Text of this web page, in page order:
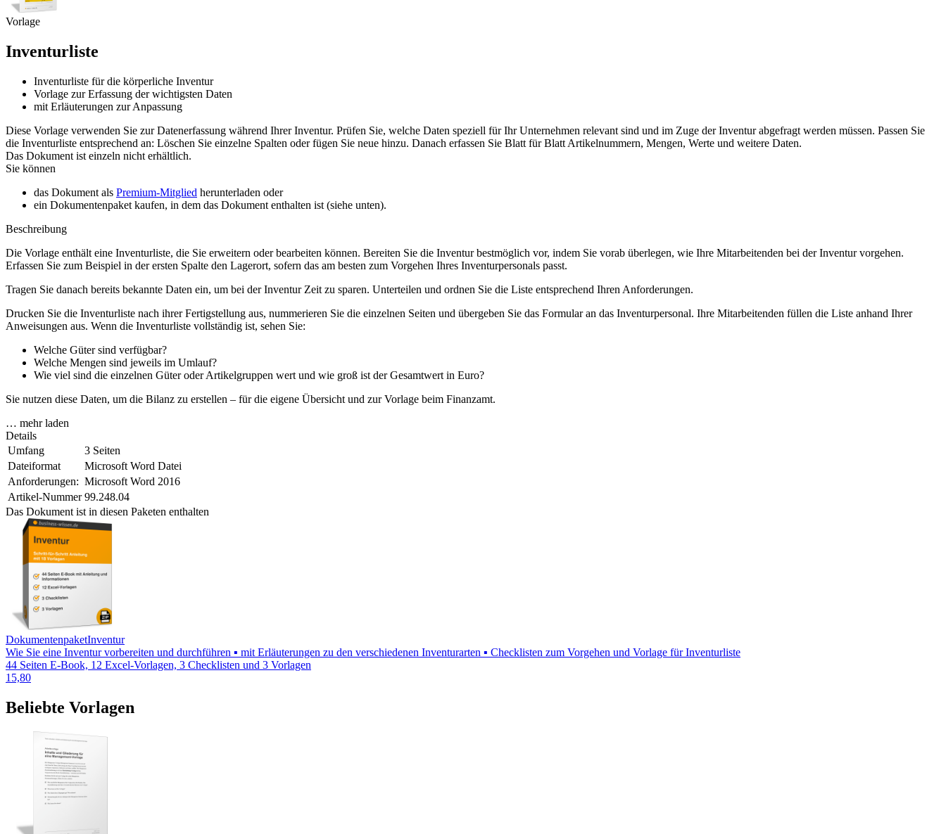
Vorlage
Inventurliste
Inventurliste für die körperliche Inventur
Vorlage zur Erfassung der wichtigsten Daten
mit Erläuterungen zur Anpassung
Diese Vorlage verwenden Sie zur Datenerfassung während Ihrer Inventur. Prüfen Sie, welche Daten speziell für Ihr Unternehmen relevant sind und im Zuge der Inventur abgefragt werden müssen. Passen Sie
die Inventurliste entsprechend an: Löschen Sie einzelne Spalten oder fügen Sie neue hinzu. Danach erfassen Sie Blatt für Blatt Artikelnummern, Mengen, Werte und weitere Daten.
Das Dokument ist einzeln nicht erhältlich.
Sie können
das Dokument als Premium-Mitglied herunterladen oder
ein Dokumentenpaket kaufen, in dem das Dokument enthalten ist (siehe unten).
Beschreibung
Die Vorlage enthält eine Inventurliste, die Sie erweitern oder bearbeiten können. Bereiten Sie die Inventur bestmöglich vor, indem Sie vorab überlegen, wie Ihre Mitarbeitenden bei der Inventur vorgehen.
Erfassen Sie zum Beispiel in der ersten Spalte den Lagerort, sofern das am besten zum Vorgehen Ihres Inventurpersonals passt.
Tragen Sie danach bereits bekannte Daten ein, um bei der Inventur Zeit zu sparen. Unterteilen und ordnen Sie die Liste entsprechend Ihren Anforderungen.
Drucken Sie die Inventurliste nach ihrer Fertigstellung aus, nummerieren Sie die einzelnen Seiten und übergeben Sie das Formular an das Inventurpersonal. Ihre Mitarbeitenden füllen die Liste anhand Ihrer
Anweisungen aus. Wenn die Inventurliste vollständig ist, sehen Sie:
Welche Güter sind verfügbar?
Welche Mengen sind jeweils im Umlauf?
Wie viel sind die einzelnen Güter oder Artikelgruppen wert und wie groß ist der Gesamtwert in Euro?
Sie nutzen diese Daten, um die Bilanz zu erstellen – für die eigene Übersicht und zur Vorlage beim Finanzamt.
… mehr laden
Details
Umfang
3 Seiten
Dateiformat
Microsoft Word Datei
Anforderungen: Microsoft Word 2016
Artikel-Nummer 99.248.04
Das Dokument ist in diesen Paketen enthalten
DokumentenpaketInventur
Wie Sie eine Inventur vorbereiten und durchführen ▪ mit Erläuterungen zu den verschiedenen Inventurarten ▪ Checklisten zum Vorgehen und Vorlage für Inventurliste
44 Seiten E-Book, 12 Excel-Vorlagen, 3 Checklisten und 3 Vorlagen
15,80
Beliebte Vorlagen